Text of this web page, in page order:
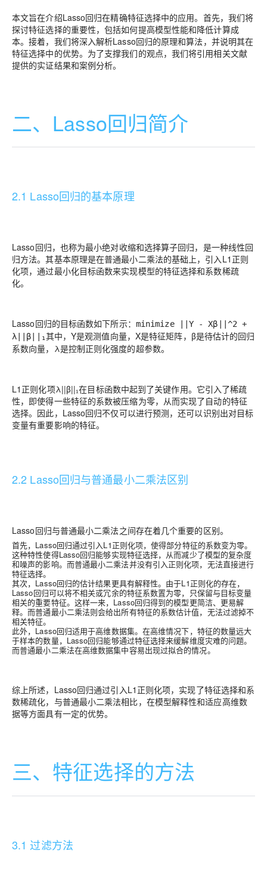
本文旨在介绍Lasso回归在精确特征选择中的应用。首先，我们将
探讨特征选择的重要性，包括如何提高模型性能和降低计算成
本。接着，我们将深入解析Lasso回归的原理和算法，并说明其在
特征选择中的优势。为了支撑我们的观点，我们将引用相关文献
提供的实证结果和案例分析。
二、Lasso回归简介
2.1 Lasso回归的基本原理
Lasso回归，也称为最小绝对收缩和选择算子回归，是一种线性回
归方法。其基本原理是在普通最小二乘法的基础上，引入L1正则
化项，通过最小化目标函数来实现模型的特征选择和系数稀疏
化。
Lasso回归的目标函数如下所示： minimize ||Y - Xβ||^2 +
λ||β||₁其中，Y是观测值向量，X是特征矩阵，β是待估计的回归
系数向量，λ是控制正则化强度的超参数。
L1正则化项λ||β||₁在目标函数中起到了关键作用。它引入了稀疏
性，即使得一些特征的系数被压缩为零，从而实现了自动的特征
选择。因此，Lasso回归不仅可以进行预测，还可以识别出对目标
变量有重要影响的特征。
2.2 Lasso回归与普通最小二乘法区别
Lasso回归与普通最小二乘法之间存在着几个重要的区别。
首先，Lasso回归通过引入L1正则化项，使得部分特征的系数变为零。
这种特性使得Lasso回归能够实现特征选择，从而减少了模型的复杂度
和噪声的影响。而普通最小二乘法并没有引入正则化项，无法直接进行
特征选择。
其次，Lasso回归的估计结果更具有解释性。由于L1正则化的存在，
Lasso回归可以将不相关或冗余的特征系数置为零，只保留与目标变量
相关的重要特征。这样一来，Lasso回归得到的模型更简洁、更易解
释。而普通最小二乘法则会给出所有特征的系数估计值，无法过滤掉不
相关特征。
此外，Lasso回归适用于高维数据集。在高维情况下，特征的数量远大
于样本的数量，Lasso回归能够通过特征选择来缓解维度灾难的问题。
而普通最小二乘法在高维数据集中容易出现过拟合的情况。
综上所述，Lasso回归通过引入L1正则化项，实现了特征选择和系
数稀疏化，与普通最小二乘法相比，在模型解释性和适应高维数
据等方面具有一定的优势。
三、特征选择的方法
3.1 过滤方法